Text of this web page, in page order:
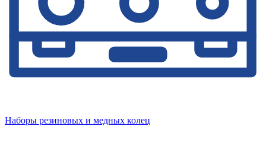
Наборы резиновых и медных колец